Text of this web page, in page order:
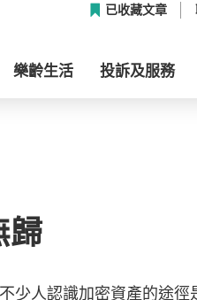
已收藏文章
樂齡生活 投訴及服務
歸
不少人認識加密資產的途